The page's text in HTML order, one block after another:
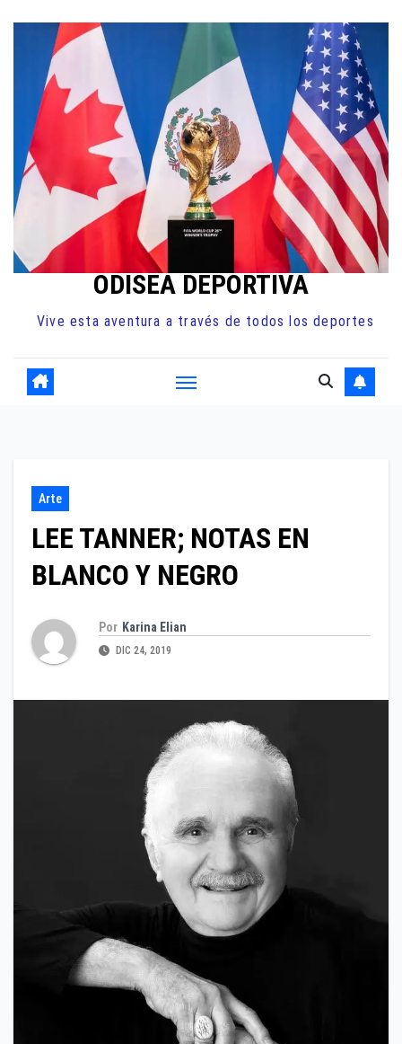
contenido
ODISEA DEPORTIVA
Vive esta aventura a través de todos los deportes
Arte
LEE TANNER; NOTAS EN
BLANCO Y NEGRO
Por Karina Elian
DIC 24, 2019